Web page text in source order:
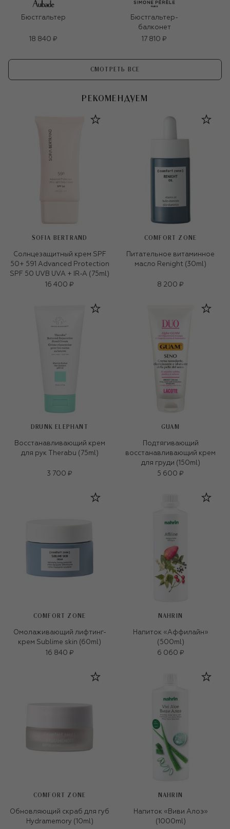
Бюстгальтер
18 840 ₽
Бюстгальтер-
балконет
17 810 ₽
СМОТРЕТЬ ВСЕ
РЕКОМЕНДУЕМ
SOFIA BERTRAND
Солнцезащитный крем SPF
50+ 591 Advanced Protection
SPF 50 UVB UVA + IR-A (75ml)
16 400 ₽
COMFORT ZONE
Питательное витаминное
масло Renight (30ml)
8 200 ₽
DRUNK ELEPHANT
Восстанавливающий крем
для рук Therabu (75ml)
3 700 ₽
GUAM
Подтягивающий
восстанавливающий крем
для груди (150ml)
5 600 ₽
COMFORT ZONE
Омолаживающий лифтинг-
крем Sublime skin (60ml)
16 840 ₽
NAHRIN
Напиток «Аффилайн»
(500ml)
6 060 ₽
COMFORT ZONE
Обновляющий скраб для губ
Hydramemory (10ml)
NAHRIN
Напиток «Виви Алоэ»
(1000ml)